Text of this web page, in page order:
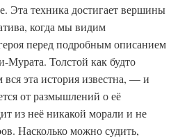
Эта техника достигает вершины
когда мы видим
перед подробным описанием
Мурата. Толстой как будто
вся эта история известна, — и
от размышлений о её
из неё никакой морали и не
Насколько можно судить,